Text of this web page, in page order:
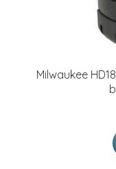
Milwaukee